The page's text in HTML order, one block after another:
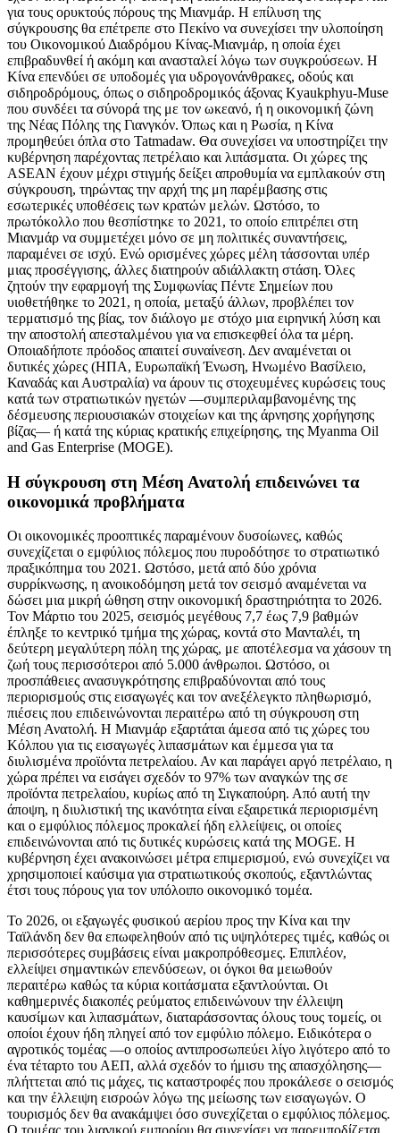
για τους ορυκτούς πόρους της Μιανμάρ. Η επίλυση της
σύγκρουσης θα επέτρεπε στο Πεκίνο να συνεχίσει την υλοποίηση
του Οικονομικού Διαδρόμου Κίνας-Μιανμάρ, η οποία έχει
επιβραδυνθεί ή ακόμη και ανασταλεί λόγω των συγκρούσεων. Η
Κίνα επενδύει σε υποδομές για υδρογονάνθρακες, οδούς και
σιδηροδρόμους, όπως ο σιδηροδρομικός άξονας Kyaukphyu-Muse
που συνδέει τα σύνορά της με τον ωκεανό, ή η οικονομική ζώνη
της Νέας Πόλης της Γιανγκόν. Όπως και η Ρωσία, η Κίνα
προμηθεύει όπλα στο Tatmadaw. Θα συνεχίσει να υποστηρίζει την
κυβέρνηση παρέχοντας πετρέλαιο και λιπάσματα. Οι χώρες της
ASEAN έχουν μέχρι στιγμής δείξει απροθυμία να εμπλακούν στη
σύγκρουση, τηρώντας την αρχή της μη παρέμβασης στις
εσωτερικές υποθέσεις των κρατών μελών. Ωστόσο, το
πρωτόκολλο που θεσπίστηκε το 2021, το οποίο επιτρέπει στη
Μιανμάρ να συμμετέχει μόνο σε μη πολιτικές συναντήσεις,
παραμένει σε ισχύ. Ενώ ορισμένες χώρες μέλη τάσσονται υπέρ
μιας προσέγγισης, άλλες διατηρούν αδιάλλακτη στάση. Όλες
ζητούν την εφαρμογή της Συμφωνίας Πέντε Σημείων που
υιοθετήθηκε το 2021, η οποία, μεταξύ άλλων, προβλέπει τον
τερματισμό της βίας, τον διάλογο με στόχο μια ειρηνική λύση και
την αποστολή απεσταλμένου για να επισκεφθεί όλα τα μέρη.
Οποιαδήποτε πρόοδος απαιτεί συναίνεση. Δεν αναμένεται οι
δυτικές χώρες (ΗΠΑ, Ευρωπαϊκή Ένωση, Ηνωμένο Βασίλειο,
Καναδάς και Αυστραλία) να άρουν τις στοχευμένες κυρώσεις τους
κατά των στρατιωτικών ηγετών —συμπεριλαμβανομένης της
δέσμευσης περιουσιακών στοιχείων και της άρνησης χορήγησης
βίζας— ή κατά της κύριας κρατικής επιχείρησης, της Myanma Oil
and Gas Enterprise (MOGE).
Η σύγκρουση στη Μέση Ανατολή επιδεινώνει τα
οικονομικά προβλήματα
Οι οικονομικές προοπτικές παραμένουν δυσοίωνες, καθώς
συνεχίζεται ο εμφύλιος πόλεμος που πυροδότησε το στρατιωτικό
πραξικόπημα του 2021. Ωστόσο, μετά από δύο χρόνια
συρρίκνωσης, η ανοικοδόμηση μετά τον σεισμό αναμένεται να
δώσει μια μικρή ώθηση στην οικονομική δραστηριότητα το 2026.
Τον Μάρτιο του 2025, σεισμός μεγέθους 7,7 έως 7,9 βαθμών
έπληξε το κεντρικό τμήμα της χώρας, κοντά στο Μανταλέι, τη
δεύτερη μεγαλύτερη πόλη της χώρας, με αποτέλεσμα να χάσουν τη
ζωή τους περισσότεροι από 5.000 άνθρωποι. Ωστόσο, οι
προσπάθειες ανασυγκρότησης επιβραδύνονται από τους
περιορισμούς στις εισαγωγές και τον ανεξέλεγκτο πληθωρισμό,
πιέσεις που επιδεινώνονται περαιτέρω από τη σύγκρουση στη
Μέση Ανατολή. Η Μιανμάρ εξαρτάται άμεσα από τις χώρες του
Κόλπου για τις εισαγωγές λιπασμάτων και έμμεσα για τα
διυλισμένα προϊόντα πετρελαίου. Αν και παράγει αργό πετρέλαιο, η
χώρα πρέπει να εισάγει σχεδόν το 97% των αναγκών της σε
προϊόντα πετρελαίου, κυρίως από τη Σιγκαπούρη. Από αυτή την
άποψη, η διυλιστική της ικανότητα είναι εξαιρετικά περιορισμένη
και ο εμφύλιος πόλεμος προκαλεί ήδη ελλείψεις, οι οποίες
επιδεινώνονται από τις δυτικές κυρώσεις κατά της MOGE. Η
κυβέρνηση έχει ανακοινώσει μέτρα επιμερισμού, ενώ συνεχίζει να
χρησιμοποιεί καύσιμα για στρατιωτικούς σκοπούς, εξαντλώντας
έτσι τους πόρους για τον υπόλοιπο οικονομικό τομέα.
Το 2026, οι εξαγωγές φυσικού αερίου προς την Κίνα και την
Ταϊλάνδη δεν θα επωφεληθούν από τις υψηλότερες τιμές, καθώς οι
περισσότερες συμβάσεις είναι μακροπρόθεσμες. Επιπλέον,
ελλείψει σημαντικών επενδύσεων, οι όγκοι θα μειωθούν
περαιτέρω καθώς τα κύρια κοιτάσματα εξαντλούνται. Οι
καθημερινές διακοπές ρεύματος επιδεινώνουν την έλλειψη
καυσίμων και λιπασμάτων, διαταράσσοντας όλους τους τομείς, οι
οποίοι έχουν ήδη πληγεί από τον εμφύλιο πόλεμο. Ειδικότερα ο
αγροτικός τομέας —ο οποίος αντιπροσωπεύει λίγο λιγότερο από το
ένα τέταρτο του ΑΕΠ, αλλά σχεδόν το ήμισυ της απασχόλησης—
πλήττεται από τις μάχες, τις καταστροφές που προκάλεσε ο σεισμός
και την έλλειψη εισροών λόγω της μείωσης των εισαγωγών. Ο
τουρισμός δεν θα ανακάμψει όσο συνεχίζεται ο εμφύλιος πόλεμος.